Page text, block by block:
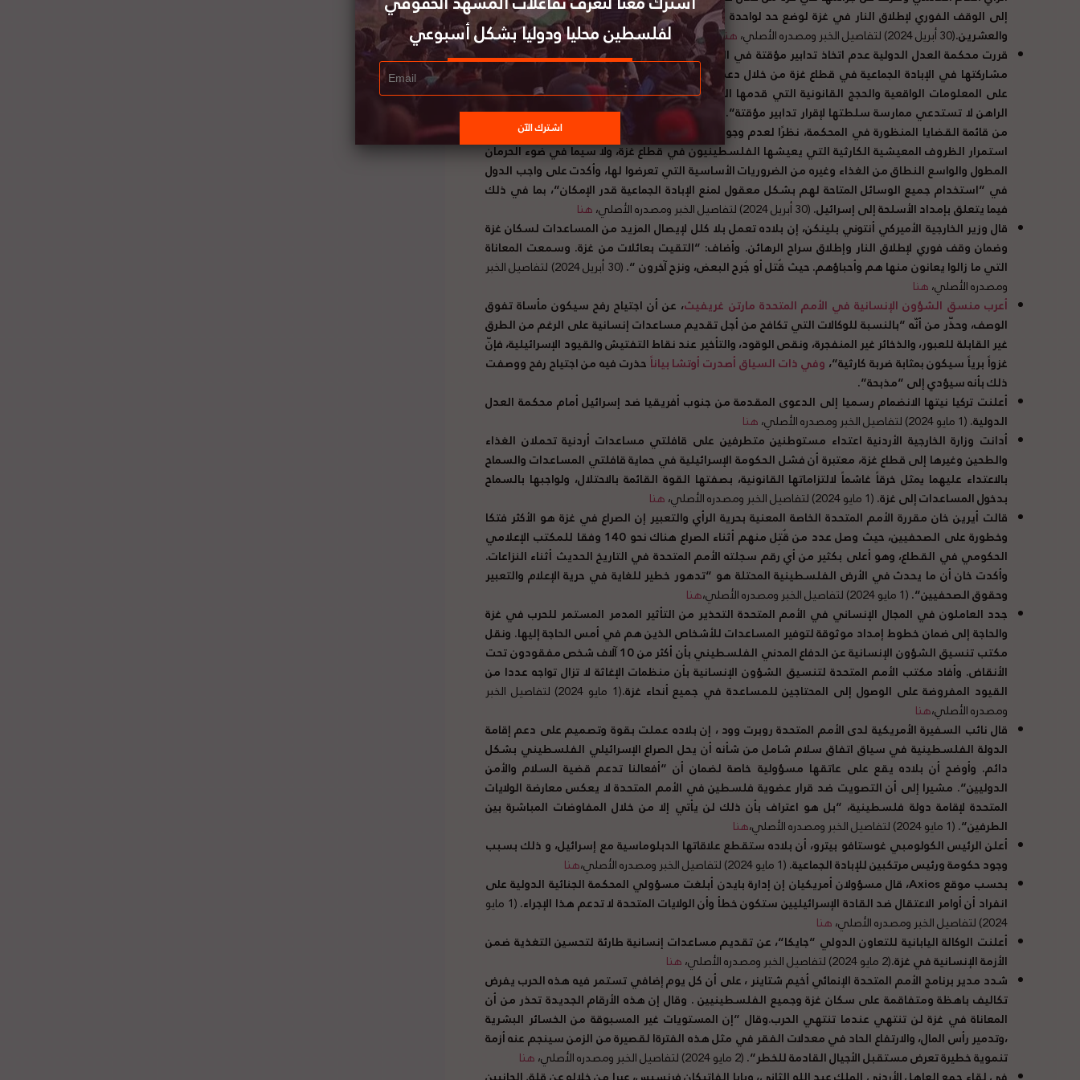
إلى الوقف الفوري لإطلاق النار في غزة لوضع حد لواحدة من أخطر الجرائم ضد الإنسانية في القرن الحادي
والعشرين.(30 أبريل 2024) لتفاصيل الخبر ومصدره الأصلي،
هنا
قررت محكمة العدل الدولية عدم اتخاذ تدابير مؤقتة في القضية التي تقدمت بها نيكاراغوا ضد ألمانيا حول
مشاركتها في الإبادة الجماعية في قطاع غزة من خلال دعم إسرائيل
وذكرت المحكمة في قرارها أنه
على المعلومات الواقعية والحجج القانونية التي قدمها الطرفان، فإنها تخلص إلى أن الظروف في الوقت
الراهن لا تستدعي ممارسة سلطتها لإقرار تدابير مؤقتة“.
فيما رفضت المحكمة طلب ألمانيا شطب القضية
من قائمة القضايا المنظورة في المحكمة، نظرًا لعدم وجود نقص واضح في الاختصاص
المحكمة أيضا أكدت
استمرار الظروف المعيشية الكارثية التي يعيشها الفلسطينيون في قطاع غزة، ولا سيما في ضوء الحرمان
المطول والواسع النطاق من الغذاء وغيره من الضروريات الأساسية التي تعرضوا لها، وأكدت على واجب الدول
في “استخدام جميع الوسائل المتاحة لهم بشكل معقول لمنع الإبادة الجماعية قدر الإمكان“، بما في ذلك
فيما يتعلق بإمداد الأسلحة إلى إسرائيل.(30 أبريل 2024) لتفاصيل الخبر ومصدره الأصلي،
هنا
قال وزير الخارجية الأميركي أنتوني بلينكن، إن بلاده تعمل بلا كلل لإيصال المزيد من المساعدات لسكان غزة
وضمان وقف فوري لإطلاق النار وإطلاق سراح الرهائن. وأضاف: “التقيت بعائلات من غزة. وسمعت المعاناة
التي ما زالوا يعانون منها هم وأحباؤهم.حيث قُتل أو جُرح البعض، ونزح آخرون“.
(30 أبريل 2024) لتفاصيل الخبر
ومصدره الأصلي،هنا
أعرب منسق الشؤون الإنسانية في الأمم المتحدة مارتن غريفيث، عن أن اجتياح رفح سيكون مأساة تفوق
الوصف، وحذّر من أنّه“بالنسبة للوكالات التي تكافح من أجل تقديم مساعدات إنسانية على الرغم من الطرق
غير القابلة للعبور، والذخائر غير المنفجرة، ونقص الوقود، والتأخير عند نقاط التفتيش والقيود الإسرائيلية، فإنّ
غزواً برياً سيكون بمثابة ضربة كارثية“، وفي ذات السياق أصدرت أوتشا بياناًحذرت فيه من اجتياح رفح ووصفت
ذلك بأنه سيؤدي إلى“مذبحة“.
أعلنت تركيا نيتها الانضمام رسميا إلى الدعوى المقدمة من جنوب أفريقيا ضد إسرائيل أمام محكمة العدل
الدولية.(1 مايو 2024) لتفاصيل الخبر ومصدره الأصلي،
هنا
أدانت وزارة الخارجية الأردنية اعتداء مستوطنين متطرفين على قافلتي مساعدات أردنية تحملان الغذاء
والطحين وغيرها إلى قطاع غزة، معتبرةأن فشل الحكومة الإسرائيلية في حماية قافلتي المساعدات والسماح
بالاعتداء عليهما يمثل خرقاً غاشماً لالتزاماتها القانونية، بصفتها القوة القائمة بالاحتلال، ولواجبها بالسماح
بدخول المساعدات إلى غزة.(1 مايو 2024) لتفاصيل الخبر ومصدره الأصلي،
هنا
قالت أيرين خان مقررة الأمم المتحدة الخاصة المعنية بحرية الرأي والتعبير إن الصراع في غزة هو الأكثر فتكا
وخطورة على الصحفيين، حيث وصل عدد من قُتِل منهم أثناء الصراع هناك نحو 140 وفقا للمكتب الإعلامي
الحكومي في القطاع، وهو أعلى بكثير من أي رقم سجلته الأمم المتحدة في التاريخ الحديث أثناء النزاعات.
وأكدت خان أن ما يحدث في الأرض الفلسطينية المحتلة هو “تدهور خطير للغاية في حرية الإعلام والتعبير
وحقوق الصحفيين“.(1 مايو 2024) لتفاصيل الخبر ومصدره الأصلي،
هنا
جدد العاملون في المجال الإنساني في الأمم المتحدة التحذير من التأثير المدمر المستمر للحرب في غزة
والحاجة إلى ضمان خطوط إمداد موثوقة لتوفير المساعدات للأشخاص الذين هم في أمس الحاجة إليها. ونقل
مكتب تنسيق الشؤون الإنسانية عن الدفاع المدني الفلسطيني بأن أكثر من10آلاف شخص مفقودون تحت
الأنقاض. وأفاد مكتب الأمم المتحدة لتنسيق الشؤون الإنسانية بأن منظمات الإغاثة لا تزال تواجه عددا من
القيود المفروضة على الوصول إلى المحتاجين للمساعدة في جميع أنحاء غزة.
(1 مايو 2024) لتفاصيل الخبر
ومصدره الأصلي،هنا
قال نائب السفيرة الأمريكية لدى الأمم المتحدة روبرت وود ، إن بلاده عملت بقوة وتصميم على دعم إقامة
الدولة الفلسطينية في سياق اتفاق سلام شامل من شأنه أن يحل الصراع الإسرائيلي الفلسطيني بشكل
دائم. وأوضح أن بلاده يقع على عاتقها مسؤولية خاصة لضمان أن “أفعالنا تدعم قضية السلام والأمن
الدوليين“. مشيرا إلى أن التصويت ضد قرار عضوية فلسطين في الأمم المتحدة لا يعكس معارضة الولايات
المتحدة لإقامة دولة فلسطينية، “بل هو اعتراف بأن ذلك لن يأتي إلا من خلال المفاوضات المباشرة بين
الطرفين“.(1 مايو 2024) لتفاصيل الخبر ومصدره الأصلي،
هنا
أعلن الرئيس الكولومبي غوستافو بيترو، أن بلاده ستقطع علاقاتها الدبلوماسية مع إسرائيل، و ذلك بسبب
وجود حكومة ورئيس مرتكبين للإبادة الجماعية.(1 مايو 2024) لتفاصيل الخبر ومصدره الأصلي،
هنا
بحسب موقع Axios، قال مسؤولان أمريكيان إن إدارة بايدن أبلغت مسؤولي المحكمة الجنائية الدولية على
انفراد أن أوامر الاعتقال ضد القادة الإسرائيليين ستكون خطأ وأن الولايات المتحدة لا تدعم هذا الإجراء.
(1 مايو
2024) لتفاصيل الخبر ومصدره الأصلي،
هنا
أعلنت الوكالة اليابانية للتعاون الدولي “جايكا“، عن تقديم مساعدات إنسانية طارئة لتحسين التغذية ضمن
الأزمة الإنسانية في غزة.(2 مايو 2024) لتفاصيل الخبر ومصدره الأصلي،
هنا
شدد مدير برنامج الأمم المتحدة الإنمائي أخيم شتاينر ، على أن كل يوم إضافي تستمر فيه هذه الحرب يفرض
تكاليف باهظة ومتفاقمة على سكان غزة وجميع الفلسطينيين. وقال إن هذه الأرقام الجديدة تحذر من أن
المعاناة في غزة لن تنتهي عندما تنتهي الحرب.وقال “إن المستويات غير المسبوقة من الخسائر البشرية
،وتدمير رأس المال، والارتفاع الحاد في معدلات الفقر في مثل هذه الفترةا لقصيرة من الزمن سينجم عنه أزمة
تنموية خطيرة تعرض مستقبل الأجيال القادمة للخطر“.(2 مايو 2024) لتفاصيل الخبر ومصدره الأصلي،
هنا
لفلسطين محليا ودوليا بشكل أسبوعي